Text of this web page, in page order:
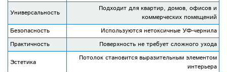
Универсальность
Подходит для квартир, домов, офисов и
коммерческих помещений
Безопасность
Используются нетоксичные УФ-чернила
Практичность
Поверхность не требует сложного ухода
Эстетика
Потолок становится выразительным элементом
интерьера